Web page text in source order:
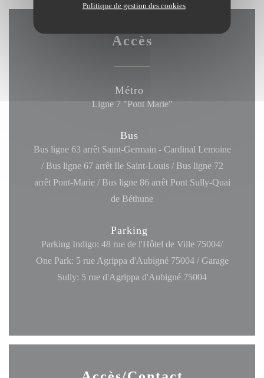
Politique de gestion des cookies
Accès
Métro
Ligne 7 "Pont Marie"
Bus
Bus ligne 63 arrêt Saint-Germain - Cardinal Lemoine
/ Bus ligne 67 arrêt Ile Saint-Louis / Bus ligne 72
arrêt Pont-Marie / Bus ligne 86 arrêt Pont Sully-Quai
de Béthune
Parking
Parking Indigo: 48 rue de l'Hôtel de Ville 75004/
One Park: 5 rue Agrippa d'Aubigné 75004 / Garage
Sully: 5 rue d'Agrippa d'Aubigné 75004